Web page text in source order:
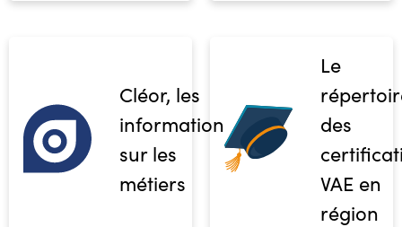
Cléor, les
informations
sur les
métiers
Le
des
VAE en
région